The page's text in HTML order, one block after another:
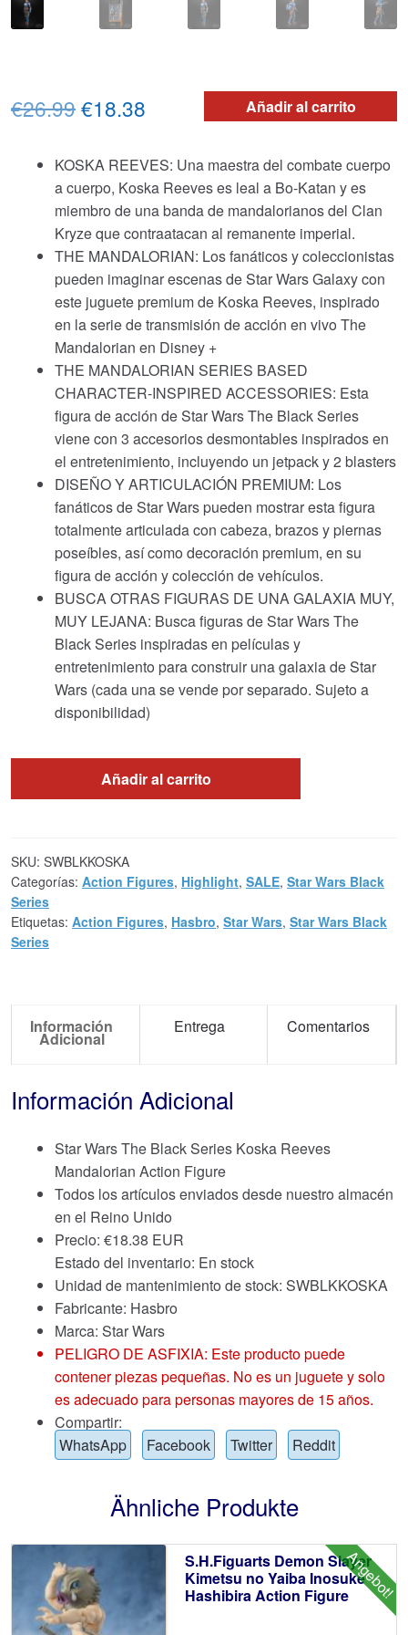
Añadir al carrito
€26.99El
original
era:
€26.99.
€18.38
actual
es:
€18.38.
KOSKA REEVES: Una maestra del combate cuerpo
a cuerpo, Koska Reeves es leal a Bo-Katan y es
miembro de una banda de mandalorianos del Clan
Kryze que contraatacan al remanente imperial.
THE MANDALORIAN: Los fanáticos y coleccionistas
pueden imaginar escenas de Star Wars Galaxy con
este juguete premium de Koska Reeves, inspirado
en la serie de transmisión de acción en vivo The
Mandalorian en Disney +
THE MANDALORIAN SERIES BASED
CHARACTER-INSPIRED ACCESSORIES: Esta
figura de acción de Star Wars The Black Series
viene con 3 accesorios desmontables inspirados en
el entretenimiento, incluyendo un jetpack y 2 blasters
DISEÑO Y ARTICULACIÓN PREMIUM: Los
fanáticos de Star Wars pueden mostrar esta figura
totalmente articulada con cabeza, brazos y piernas
poseíbles, así como decoración premium, en su
figura de acción y colección de vehículos.
BUSCA OTRAS FIGURAS DE UNA GALAXIA MUY,
MUY LEJANA: Busca figuras de Star Wars The
Black Series inspiradas en películas y
entretenimiento para construir una galaxia de Star
Wars (cada una se vende por separado. Sujeto a
disponibilidad)
Añadir al carrito
SKU: SWBLKKOSKA
Categorías: Action Figures, Highlight, SALE, Star Wars Black
Series
Etiquetas: Action Figures, Hasbro, Star Wars, Star Wars Black
Series
Información
Adicional
Entrega Comentarios
Información Adicional
Star Wars The Black Series Koska Reeves
Mandalorian Action Figure
Todos los artículos enviados desde nuestro almacén
en el Reino Unido
Precio: €18.38 EUR
Estado del inventario: En stock
Unidad de mantenimiento de stock: SWBLKKOSKA
Fabricante: Hasbro
Marca: Star Wars
PELIGRO DE ASFIXIA: Este producto puede
contener piezas pequeñas. No es un juguete y solo
es adecuado para personas mayores de 15 años.
Compartir:
WhatsApp
Facebook Twitter Reddit
Ähnliche Produkte
Angebot!
S.H.Figuarts Demon Slayer
Kimetsu no Yaiba Inosuke
Hashibira Action Figure